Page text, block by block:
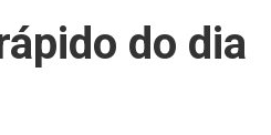
do dia